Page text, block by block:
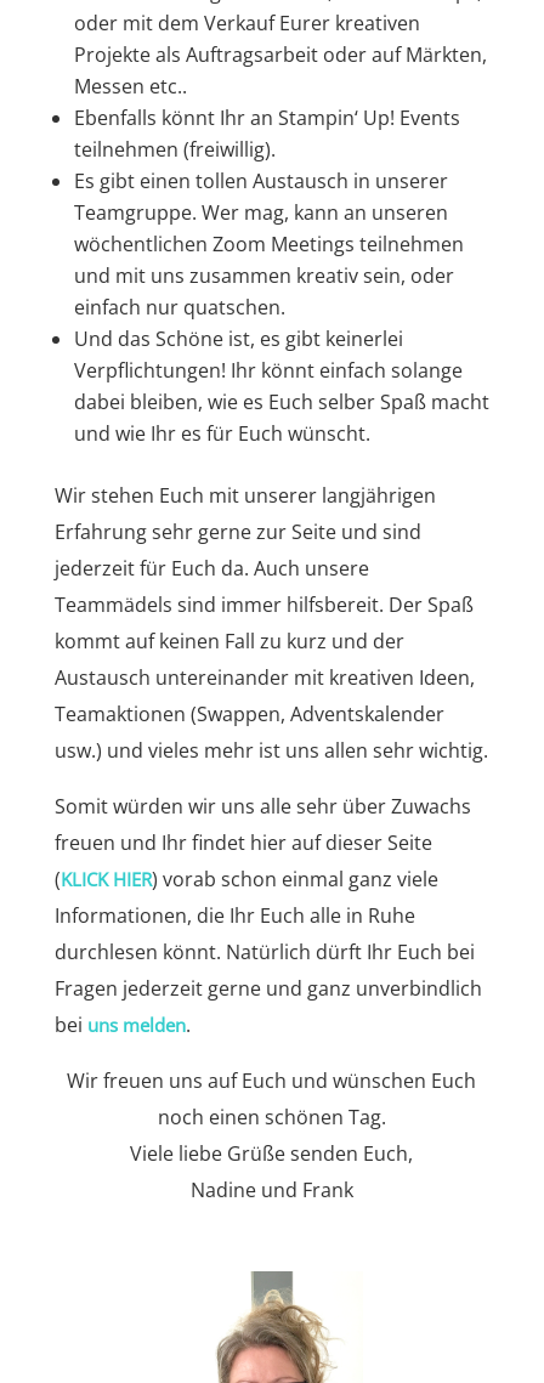
oder mit dem Verkauf Eurer kreativen
Projekte als Auftragsarbeit oder auf Märkten,
Messen etc..
Ebenfalls könnt Ihr an Stampin‘ Up! Events
teilnehmen (freiwillig).
Es gibt einen tollen Austausch in unserer
Teamgruppe. Wer mag, kann an unseren
wöchentlichen Zoom Meetings teilnehmen
und mit uns zusammen kreativ sein, oder
einfach nur quatschen.
Und das Schöne ist, es gibt keinerlei
Verpflichtungen! Ihr könnt einfach solange
dabei bleiben, wie es Euch selber Spaß macht
und wie Ihr es für Euch wünscht.
Wir stehen Euch mit unserer langjährigen
Erfahrung sehr gerne zur Seite und sind
jederzeit für Euch da. Auch unsere
Teammädels sind immer hilfsbereit. Der Spaß
kommt auf keinen Fall zu kurz und der
Austausch untereinander mit kreativen Ideen,
Teamaktionen (Swappen, Adventskalender
usw.) und vieles mehr ist uns allen sehr wichtig.
Somit würden wir uns alle sehr über Zuwachs
freuen und Ihr findet hier auf dieser Seite
(KLICK HIER) vorab schon einmal ganz viele
Informationen, die Ihr Euch alle in Ruhe
durchlesen könnt. Natürlich dürft Ihr Euch bei
Fragen jederzeit gerne und ganz unverbindlich
bei uns melden.
Wir freuen uns auf Euch und wünschen Euch
noch einen schönen Tag.
Viele liebe Grüße senden Euch,
Nadine und Frank